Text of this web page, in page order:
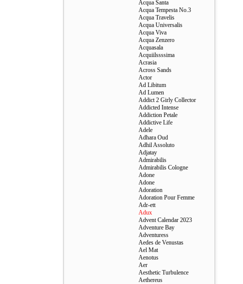
Acqua Santa
Acqua Tempesta No.3
Acqua Travelis
Acqua Universalis
Acqua Viva
Acqua Zenzero
Acquasala
Acquiilssssima
Acrasia
Across Sands
Actor
Ad Libitum
Ad Lumen
Addict 2 Girly Collector
Addicted Intense
Addiction Petale
Addictive Life
Adele
Adhara Oud
Adhil Assoluto
Adjatay
Admirabilis
Admirabilis Cologne
Adone
Adone
Adoration
Adoration Pour Femme
Adr-ett
Adux
Advent Calendar 2023
Adventure Bay
Adventuress
Aedes de Venustas
Ael Mat
Aenotus
Aer
Aesthetic Turbulence
Aethereus